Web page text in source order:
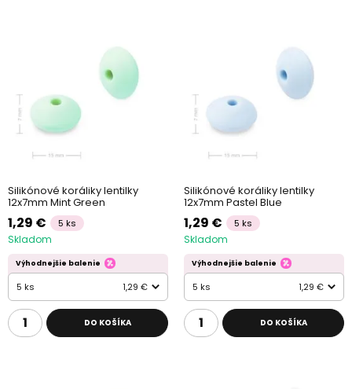
Silikónové koráliky lentilky
12x7mm Mint Green
1,29 € 5 ks
Skladom
Výhodnejšie balenie
5 ks 1,29 €
DO KOŠÍKA
Silikónové koráliky lentilky
12x7mm Pastel Blue
1,29 € 5 ks
Skladom
Výhodnejšie balenie
5 ks 1,29 €
DO KOŠÍKA